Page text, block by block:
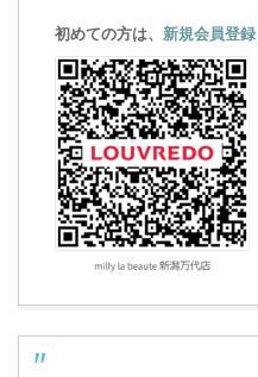
初めての方は、 新規会員登録